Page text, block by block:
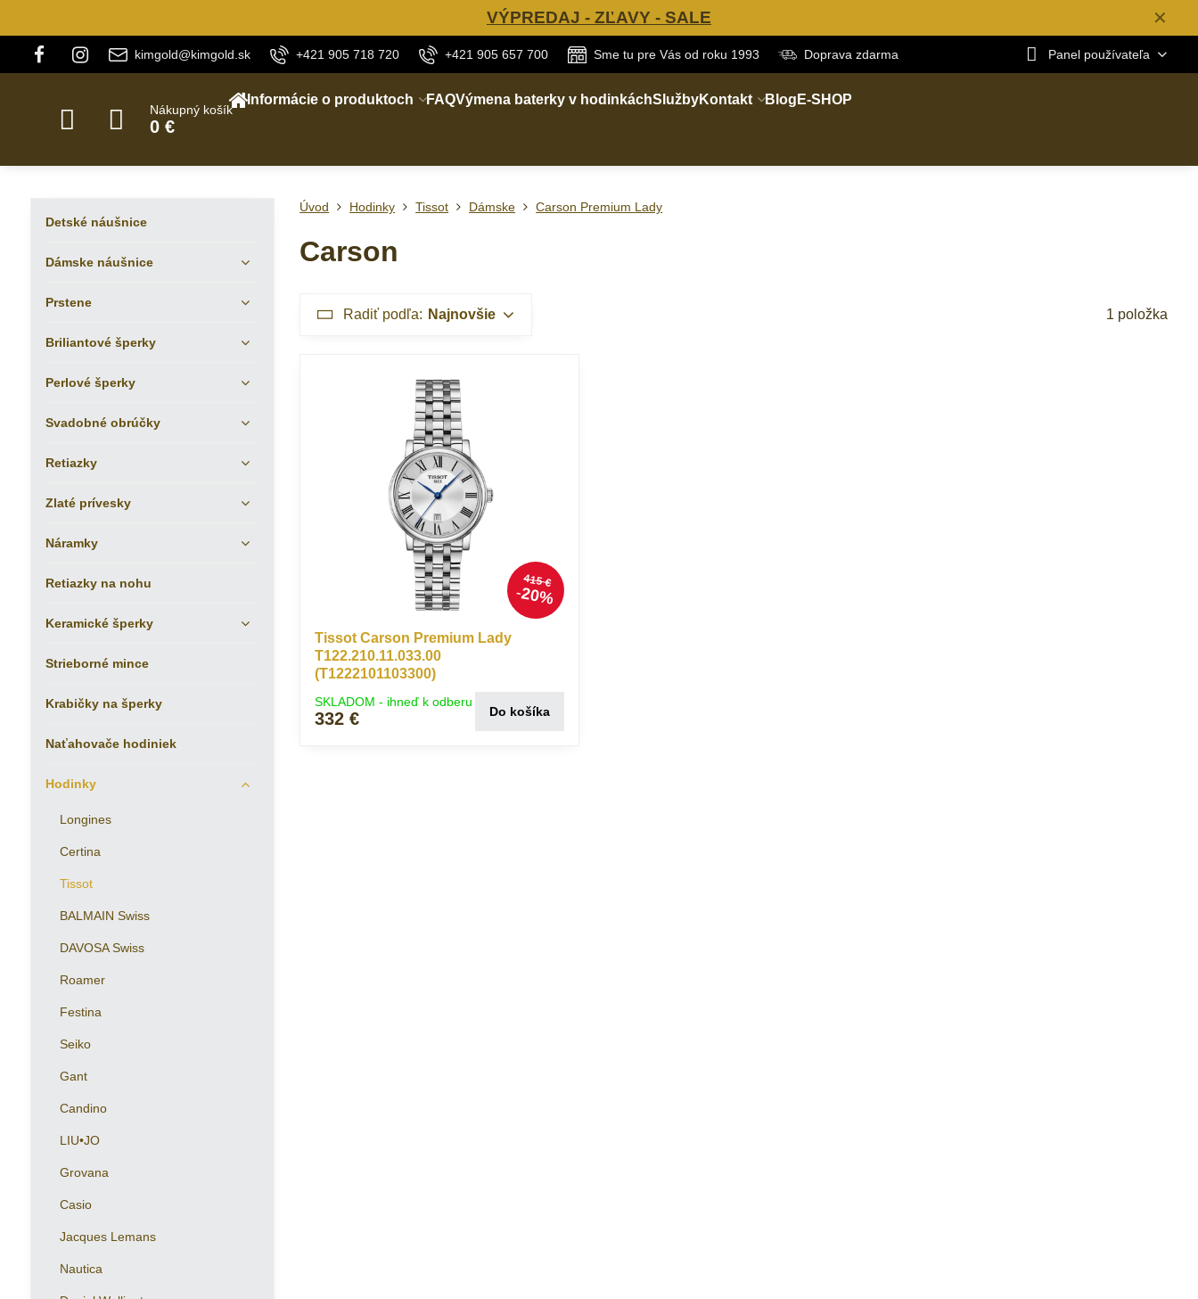
✕
VÝPREDAJ - ZĽAVY - SALE
kimgold@kimgold.sk +421 905 718 720 +421 905 657 700 Sme tu pre Vás od roku 1993 Doprava zdarma Panel používateľa
Nákupný košík
0 €
Informácie o produktoch FAQVýmena baterky v hodinkáchSlužbyKontakt Blog E-SHOP
Úvod Hodinky Tissot Dámske Carson Premium Lady
Carson
Radiť podľa: Najnovšie 1 položka
415 €
20%
Tissot Carson Premium Lady
T122.210.11.033.00
(T1222101103300)
SKLADOM - ihneď k odberu
332 € Do košíka
Detské náušnice
Dámske náušnice
Prstene
Briliantové šperky
Perlové šperky
Svadobné obrúčky
Retiazky
Zlaté prívesky
Náramky
Retiazky na nohu
Keramické šperky
Strieborné mince
Krabičky na šperky
Naťahovače hodiniek
Hodinky
Longines
Certina
Tissot
BALMAIN Swiss
DAVOSA Swiss
Roamer
Festina
Seiko
Gant
Candino
LIU•JO
Grovana
Casio
Jacques Lemans
Nautica